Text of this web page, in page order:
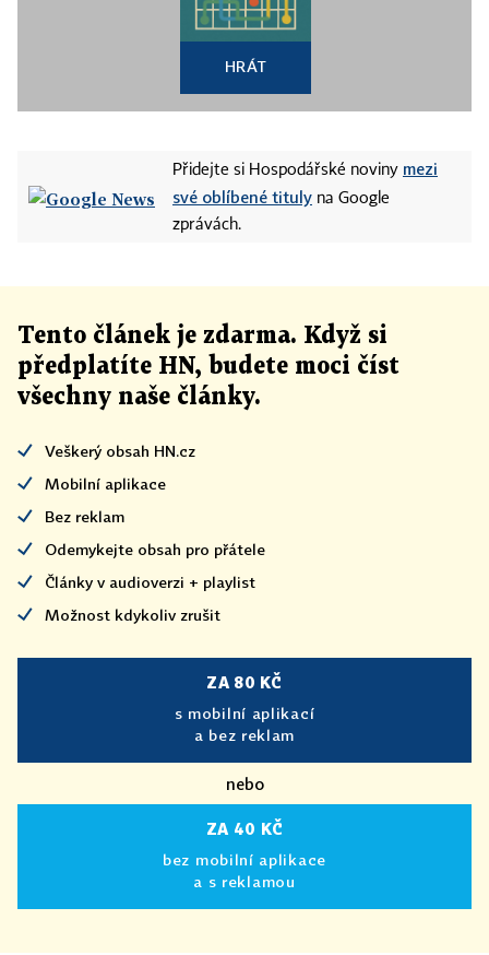
HRÁT
Přidejte si Hospodářské noviny mezi
své oblíbené tituly na Google
zprávách.
Tento článek je zdarma. Když si
předplatíte HN, budete moci číst
všechny naše články.
Veškerý obsah HN.cz
Mobilní aplikace
Bez reklam
Odemykejte obsah pro přátele
Články v audioverzi + playlist
Možnost kdykoliv zrušit
ZA 80 KČ
s mobilní aplikací
a bez reklam
nebo
ZA 40 KČ
bez mobilní aplikace
a s reklamou